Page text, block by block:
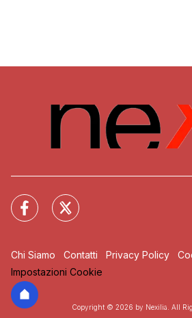
Chi Siamo Contatti Privacy Policy
Impostazioni Cookie
Copyright © 2026 by Nexilia. All